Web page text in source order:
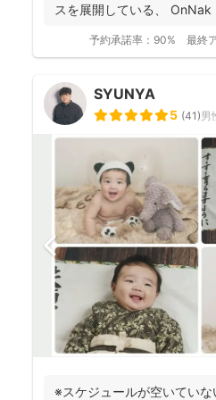
スを展開している、 OnNak
予約承諾率： 90% 最終
SYUNYA
5 (41)男
※スケジュールが空いてい